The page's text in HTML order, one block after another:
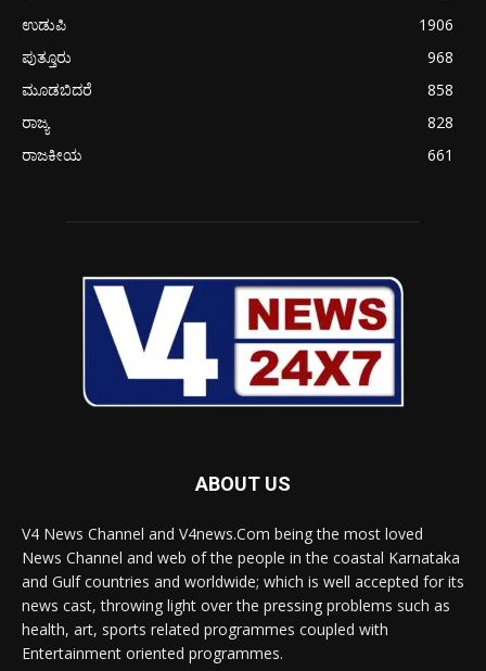
ಉಡುಪಿ
1906
ಪುತ್ತೂರು
968
ಮೂಡಬಿದರೆ
858
ರಾಜ್ಯ
828
ರಾಜಕೀಯ
661
ABOUT US
V4 News Channel and V4news.Com being the most loved
News Channel and web of the people in the coastal Karnataka
and Gulf countries and worldwide; which is well accepted for its
news cast, throwing light over the pressing problems such as
health, art, sports related programmes coupled with
Entertainment oriented programmes.